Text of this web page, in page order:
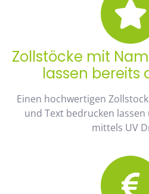
Zollstöcke mit
lassen bereits
Einen hochwertigen
und Text bedrucken
mittels UV